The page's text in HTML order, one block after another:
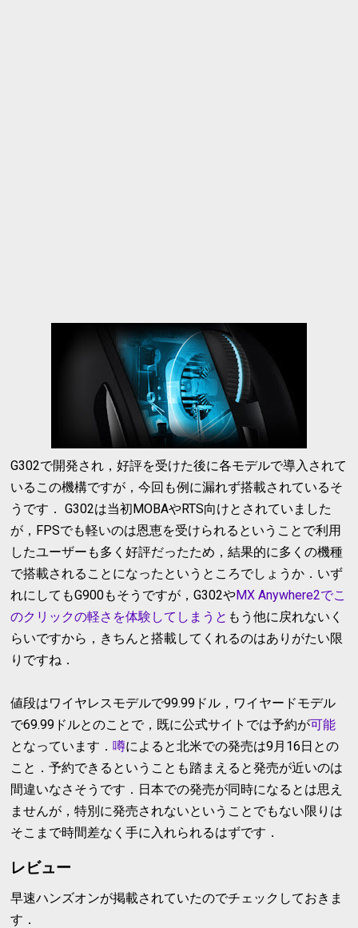
G302で開発され，好評を受けた後に各モデルで導入されて
いるこの機構ですが，今回も例に漏れず搭載されているそ
うです． G302は当初MOBAやRTS向けとされていました
が，FPSでも軽いのは恩恵を受けられるということで利用
したユーザーも多く好評だったため，結果的に多くの機種
で搭載されることになったというところでしょうか．いず
れにしてもG900もそうですが，G302やMX Anywhere2でこ
のクリックの軽さを体験してしまうと もう他に戻れないく
らいですから，きちんと搭載してくれるのはありがたい限
りですね．
値段はワイヤレスモデルで99.99ドル，ワイヤードモデル
で69.99ドルとのことで，既に公式サイトでは予約が可能
となっています．噂によると北米での発売は9月16日との
こと．予約できるということも踏まえると発売が近いのは
間違いなさそうです．日本での発売が同時になるとは思え
ませんが，特別に発売されないということでもない限りは
そこまで時間差なく手に入れられるはずです．
レビュー
早速ハンズオンが掲載されていたのでチェックしておきま
す．